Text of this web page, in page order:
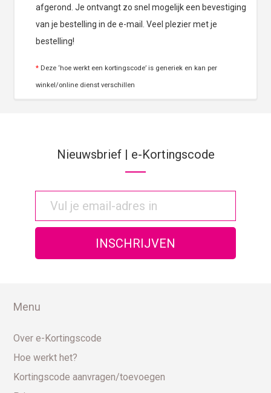
afgerond. Je ontvangt zo snel mogelijk een bevestiging
van je bestelling in de e-mail. Veel plezier met je
bestelling!
* Deze ‘hoe werkt een kortingscode’ is generiek en kan per
winkel/online dienst verschillen
Nieuwsbrief | e-Kortingscode
Menu
Over e-Kortingscode
Hoe werkt het?
Kortingscode aanvragen/toevoegen